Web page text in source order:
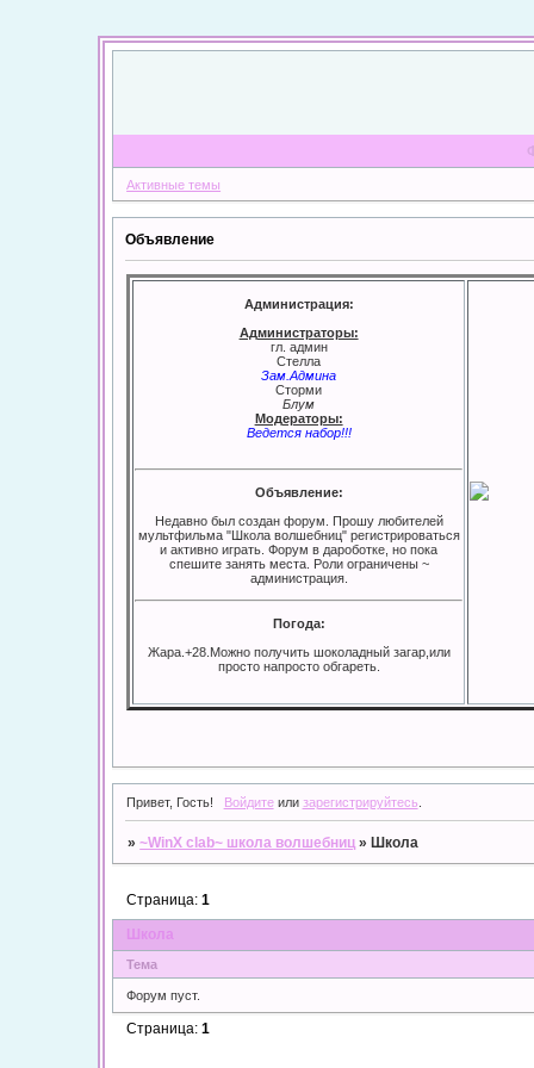
Активные темы
Объявление
Администрация:
Администраторы:
гл. админ
Стелла
Зам.Админа
Сторми
Блум
Модераторы:
Ведется набор!!!
Объявление:
Недавно был создан форум. Прошу любителей
мультфильма "Школа волшебниц" регистрироваться
и активно играть. Форум в дароботке, но пока
спешите занять места. Роли ограничены ~
администрация.
Погода:
Жара.+28.Можно получить шоколадный загар,или
просто напросто обгареть.
Привет, Гость! Войдитеили зарегистрируйтесь
»~WinX clab~ школа волшебниц »Школа
Школа
Страница:1
Тема
Форум пуст.
Страница:1